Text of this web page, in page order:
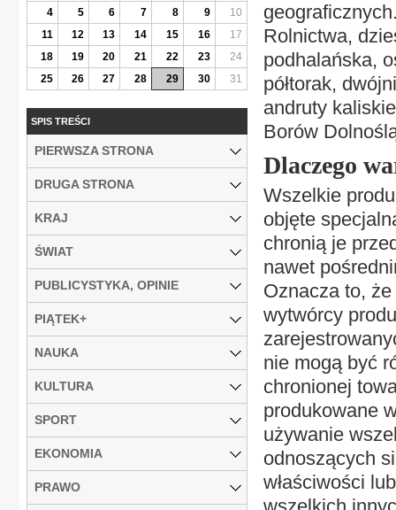
Rolnictwa,
podhalańska,
półtorak,
andruty
Borów
Dlaczego
Wszelkie
objęte
chronią je
nawet
Oznacza to,
wytwórcy
nie mogą być
chronionej
produkowane
używanie
odnoszących
właściwości
4
5 6 7 8 9
10
11
12 13 14 15 16
17
18
19 20 21 22 23
24
25
26 27 28 29 30 31
SPIS TREŚCI
PIERWSZA STRONA
DRUGA STRONA
KRAJ
ŚWIAT
PUBLICYSTYKA, OPINIE
PIĄTEK+
NAUKA
KULTURA
SPORT
EKONOMIA
PRAWO